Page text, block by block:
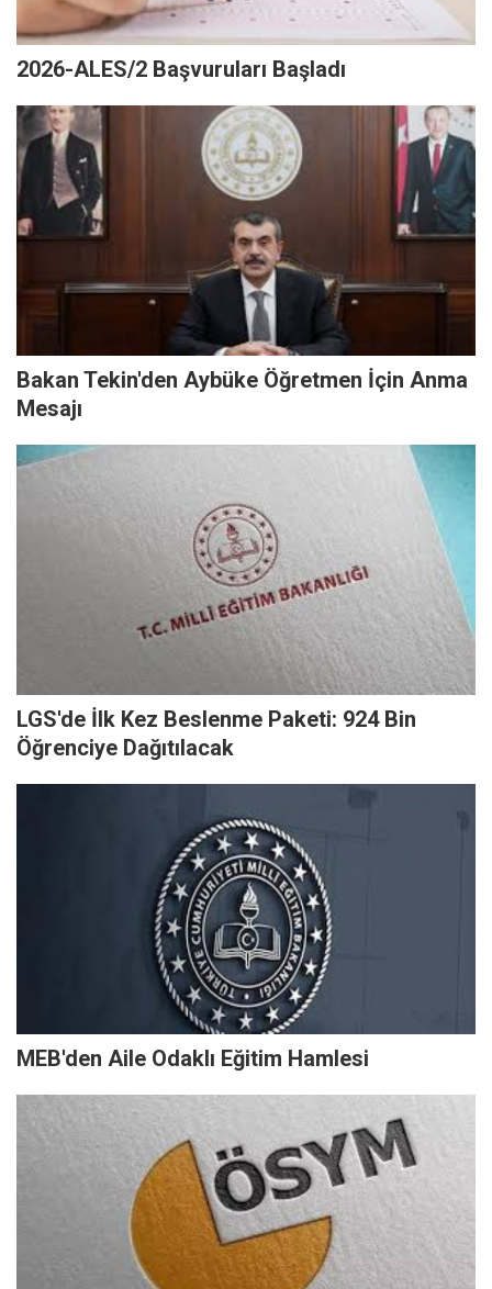
2026-ALES/2 Başvuruları Başladı
Bakan Tekin'den Aybüke Öğretmen İçin Anma
Mesajı
LGS'de İlk Kez Beslenme Paketi: 924 Bin
Öğrenciye Dağıtılacak
MEB'den Aile Odaklı Eğitim Hamlesi